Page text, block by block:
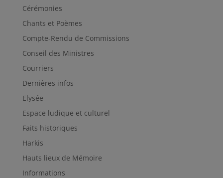
Cérémonies
Chants et Poèmes
Compte-Rendu de Commissions
Conseil des Ministres
Courriers
Dernières infos
Elysée
Espace ludique et culturel
Faits historiques
Harkis
Hauts lieux de Mémoire
Informations